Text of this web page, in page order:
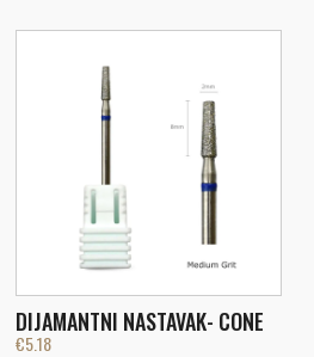
DIJAMANTNI NASTAVAK- CONE
€5.18